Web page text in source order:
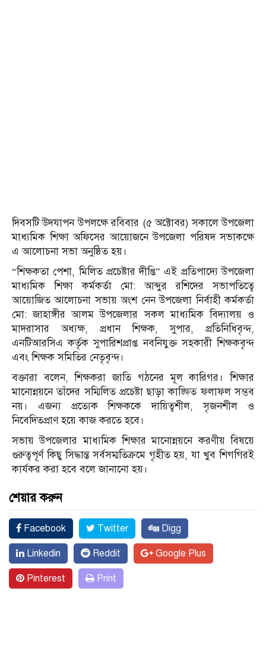
দিবসটি উদযাপন উপলক্ষে রবিবার (৫ অক্টোবর) সকালে উপজেলা
মাধ্যমিক শিক্ষা অফিসের আয়োজনে উপজেলা পরিষদ সভাকক্ষে
এ আলোচনা সভা অনুষ্ঠিত হয়।
“শিক্ষকতা পেশা, মিলিত প্রচেষ্টার দীপ্তি” এই প্রতিপাদ্যে উপজেলা
মাধ্যমিক শিক্ষা কর্মকর্তা মো: আব্দুর রশিদের সভাপতিত্বে
আয়োজিত আলোচনা সভায় অংশ নেন উপজেলা নির্বাহী কর্মকর্তা
মো: জাহাঙ্গীর আলম উপজেলার সকল মাধ্যমিক বিদ্যালয় ও
মাদরাসার অধ্যক্ষ, প্রধান শিক্ষক, সুপার, প্রতিনিধিবৃন্দ,
এনটিআরসিএ কর্তৃক সুপারিশপ্রাপ্ত নবনিযুক্ত সহকারী শিক্ষকবৃন্দ
এবং শিক্ষক সমিতির নেতৃবৃন্দ।
বক্তারা বলেন, শিক্ষকরা জাতি গঠনের মূল কারিগর। শিক্ষার
মানোন্নয়নে তাঁদের সম্মিলিত প্রচেষ্টা ছাড়া কাঙ্ক্ষিত ফলাফল সম্ভব
নয়। এজন্য প্রত্যেক শিক্ষককে দায়িত্বশীল, সৃজনশীল ও
নিবেদিতপ্রাণ হয়ে কাজ করতে হবে।
সভায় উপজেলার মাধ্যমিক শিক্ষার মানোন্নয়নে করণীয় বিষয়ে
গুরুত্বপূর্ণ কিছু সিদ্ধান্ত সর্বসম্মতিক্রমে গৃহীত হয়, যা খুব শিগগিরই
কার্যকর করা হবে বলে জানানো হয়।
শেয়ার করুন
Facebook Twitter Digg
Linkedin Reddit Google Plus
Pinterest Print